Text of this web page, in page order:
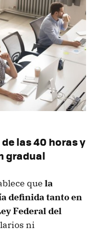
las 40 horas y
gradual
que la
definida tanto en
Federal del
ni